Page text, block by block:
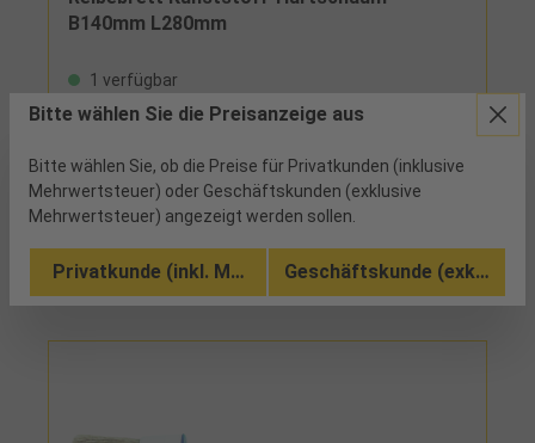
B140mm L280mm
1 verfügbar
Vergleichen
Zu den Ausführungen (4)
Bitte wählen Sie die Preisanzeige aus
Bitte wählen Sie, ob die Preise für Privatkunden (inklusive
Mehrwertsteuer) oder Geschäftskunden (exklusive
Mehrwertsteuer) angezeigt werden sollen.
Privatkunde (inkl. MwSt.) Geschäftskunde (exkl.